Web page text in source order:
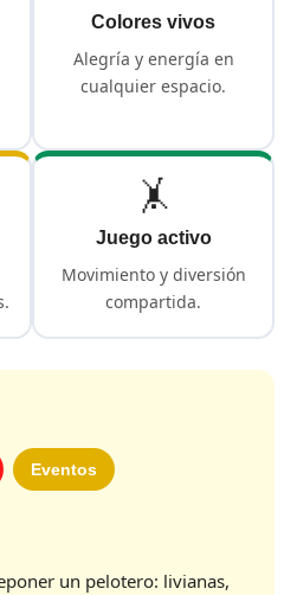
Colores vivos
Alegría y energía en
cualquier espacio.
🤸
Juego activo
Movimiento y diversión
compartida.
Eventos
un pelotero: livianas,